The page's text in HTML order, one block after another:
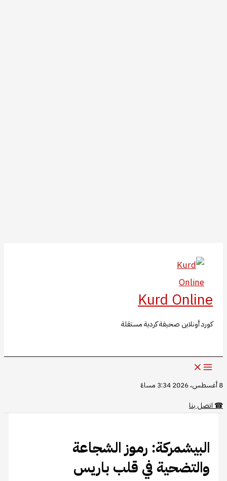
المحتوى
Kurd Online
كورد أونلاين صحيفة كردية مستقلة
8 أغسطس، 2026 3:34 مساءً
☎اتصل بنا
البيشمركة: رموز الشجاعة
والتضحية في قلب باريس